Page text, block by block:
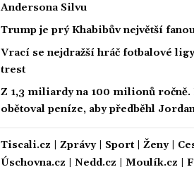
Andersona Silvu
Trump je prý Khabibův největší
Vrací se nejdražší hráč fotbalové
trest
Z 1,3 miliardy na 100 milionů ročně.
obětoval peníze, aby předběhl
Tiscali.cz Zprávy| Sport| Ženy|
Úschovna.cz
Nedd.cz Moulík.cz